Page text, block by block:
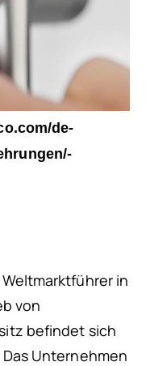
de-
in
von
befindet sich
Unternehmen